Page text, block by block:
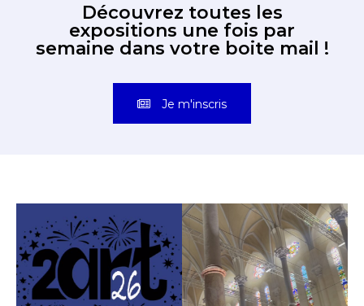
Découvrez toutes les
expositions une fois par
semaine dans votre boite mail !
Je m'inscris